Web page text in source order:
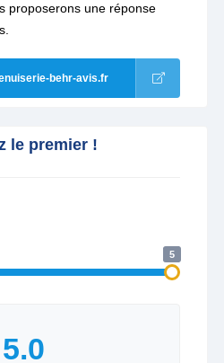
proposerons une réponse
behr-avis.fr
le premier !
5